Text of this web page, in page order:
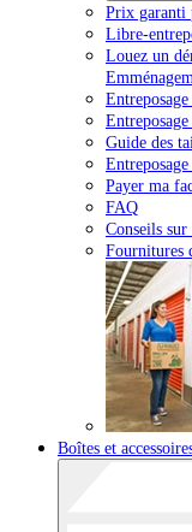
Prix garanti
Libre-
Louez un
Guide des
Payer ma
FAQ
Conseils
Fournitures
Boîtes et